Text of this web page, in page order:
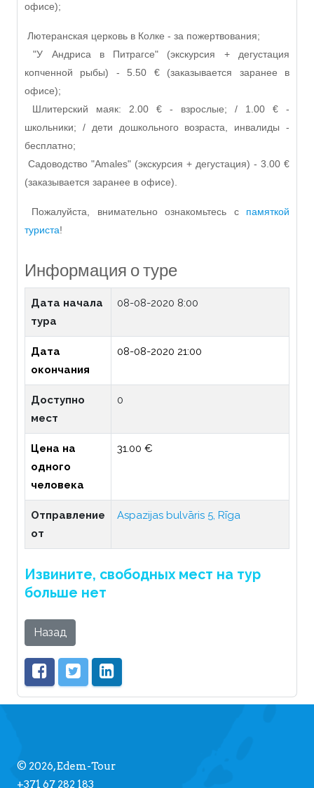
офисе);
Лютеранская церковь в Колке - за пожертвования;
"У Андриса в Питрагсе" (экскурсия + дегустация
копченной рыбы) - 5.50 € (заказывается заранее в
офисе);
Шлитерский маяк: 2.00 € - взрослые; / 1.00 € -
школьники; / дети дошкольного возраста, инвалиды -
бесплатно;
Садоводство "Amales" (экскурсия + дегустация) - 3.00 €
(заказывается заранее в офисе).
Пожалуйста, внимательно ознакомьтесь с памяткой
туриста!
Информация о туре
Дата начала
тура
08-08-2020 8:00
Дата
окончания
08-08-2020 21:00
Доступно
мест
0
Цена на
одного
человека
31.00 €
Отправление
от
Aspazijas bulvāris 5, Rīga
Извините, свободных мест на тур
больше нет
Назад
© 2026, Edem-Tour
+371 67 282 183